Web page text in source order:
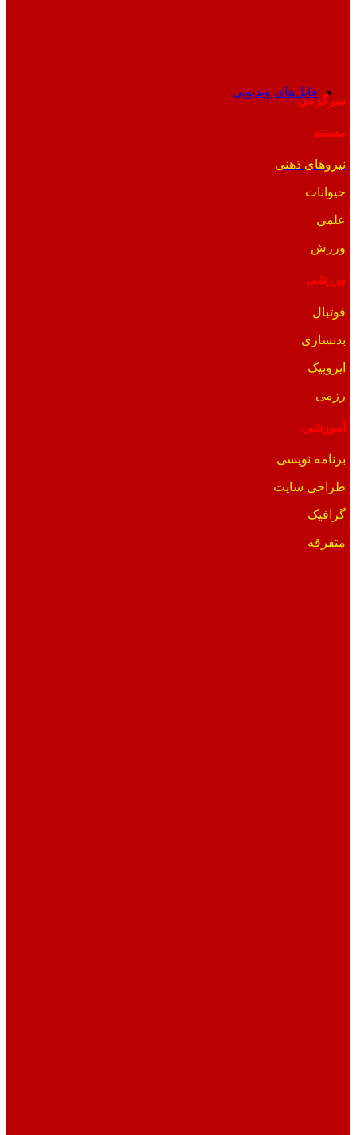
فایل‌های ویدیویی
سرگرمی
مستند
نیروهای ذهنی
حیوانات
علمی
ورزش
ورزشی
فوتبال
بدنسازی
ایروبیک
رزمی
آموزشی
برنامه نویسی
طراحی سایت
گرافیک
متفرقه